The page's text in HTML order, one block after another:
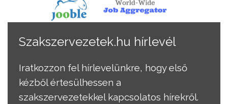
Szakszervezetek.hu hírlevél
Iratkozzon fel hírlevelünkre, hogy első
kézből értesülhessen a
szakszervezetekkel kapcsolatos hírekről.